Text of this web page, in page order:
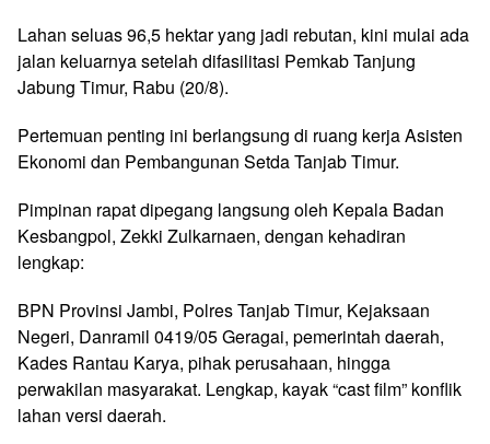
Lahan seluas 96,5 hektar yang jadi rebutan, kini mulai ada
jalan keluarnya setelah difasilitasi Pemkab Tanjung
Jabung Timur, Rabu (20/8).
Pertemuan penting ini berlangsung di ruang kerja Asisten
Ekonomi dan Pembangunan Setda Tanjab Timur.
Pimpinan rapat dipegang langsung oleh Kepala Badan
Kesbangpol, Zekki Zulkarnaen, dengan kehadiran
lengkap:
BPN Provinsi Jambi, Polres Tanjab Timur, Kejaksaan
Negeri, Danramil 0419/05 Geragai, pemerintah daerah,
Kades Rantau Karya, pihak perusahaan, hingga
perwakilan masyarakat. Lengkap, kayak “cast film” konflik
lahan versi daerah.